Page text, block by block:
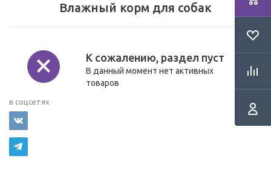
Влажный корм для собак
К сожалению, раздел пуст
В данный момент нет активных
товаров
Мы
в соцсетях